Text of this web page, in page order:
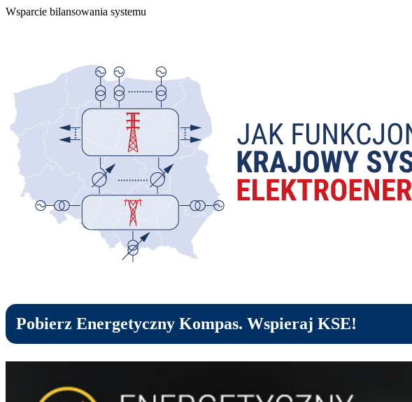
Wsparcie bilansowania systemu
Pobierz Energetyczny Kompas. Wspieraj KSE!